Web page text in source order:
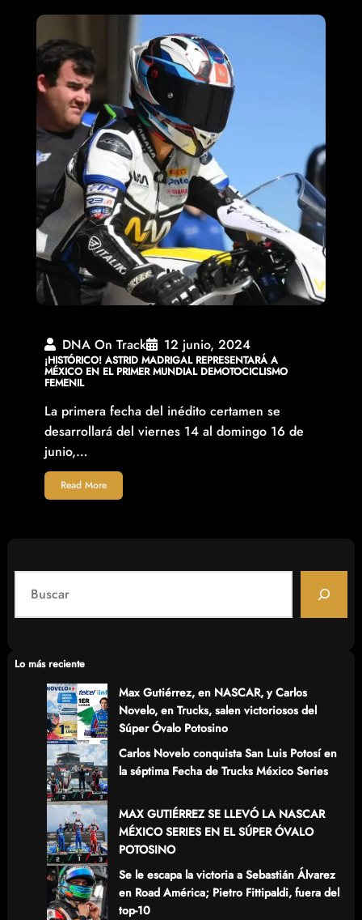
DNA On Track 12 junio, 2024
¡HISTÓRICO! ASTRID MADRIGAL REPRESENTARÁ A
MÉXICO EN EL PRIMER MUNDIAL DEMOTOCICLISMO
FEMENIL
La primera fecha del inédito certamen se
desarrollará del viernes 14 al domingo 16 de
junio,…
Read More
a
cLo más reciente
Max Gutiérrez, en NASCAR, y Carlos
Novelo, en Trucks, salen victoriosos del
Súper Óvalo Potosino
Carlos Novelo conquista San Luis Potosí en
la séptima Fecha de Trucks México Series
MAX GUTIÉRREZ SE LLEVÓ LA NASCAR
MÉXICO SERIES EN EL SÚPER ÓVALO
POTOSINO
Se le escapa la victoria a Sebastián Álvarez
en Road América; Pietro Fittipaldi, fuera del
top-10